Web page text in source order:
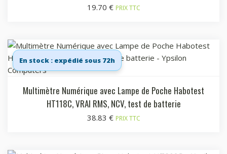
19.70 € PRIX TTC
En stock : expédié sous 72h
Multimètre Numérique avec Lampe de Poche Habotest
HT118C, VRAI RMS, NCV, test de batterie
38.83 € PRIX TTC